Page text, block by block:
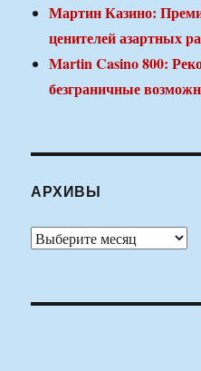
Мартин Казино:
ценителей азартных
Martin Casino 800:
безграничные
АРХИВЫ
Архивы